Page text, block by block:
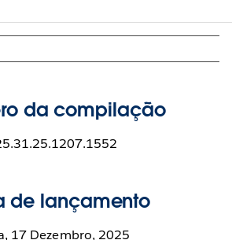
da compilação
de lançamento
17 Dezembro, 2025